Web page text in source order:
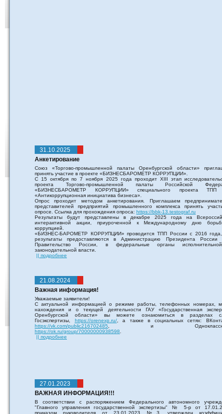
31.10.2025
Анкетирование
Союз «Торгово-промышленной палаты Оренбургской области»
принять участие в проекте «БИЗНЕСБАРОМЕТР КОРРУПЦИИ».
С 15 октября по 7 ноября 2025 года проходит XIII этап
проекта Торгово-промышленной палаты Российской
«БИЗНЕСБАРОМЕТР КОРРУПЦИИ» специального проекта
«Антикоррупционная инициатива бизнеса».
Опрос проходит методом анкетирования. Приглашаем
представителей предприятий промышленного комплекса принять
опросе. Ссылка для прохождения опроса: https://bbk-13.testograf.ru
Результаты будут представлены в декабре 2025 года на
интерактивной акции, приуроченной к Международному дню
коррупцией.
«БИЗНЕС-БАРОМЕТР КОРРУПЦИИ» проводится ТПП России с 2016
результаты предоставляются в Администрацию Президента
Правительство России, в федеральные органы
законодательной власти.
|| подробнее
21.08.2024
Важная информация!
Уважаемые заявители!
С актуальной информацией о режиме работы, телефонных номерах,
нахождения и о текущей деятельности ГАУ «Государственная
Оренбургской области» вы можете ознакомиться в разделах
Госэкспертизы, https://orenexp.ru/, а также в социальных сетях:
https://vk.com/public216702485 , и
https://ok.ru/group/70000000938598
|| подробнее
27.01.2023
ВАЖНАЯ ИНФОРМАЦИЯ!!!
В соответствии с распоряжением Федерального автономного
"Главного управления государственной экспертизы" № 5-р от
приказом руководителя от 23.01.2023 №3, утвержден